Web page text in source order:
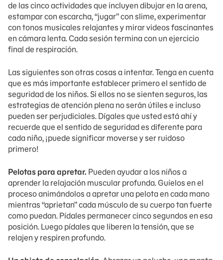
de las cinco actividades que incluyen dibujar en la arena,
estampar con escarcha, “jugar” con slime, experimentar
con tonos musicales relajantes y mirar videos fascinantes
en cámara lenta. Cada sesión termina con un ejercicio
final de respiración.
Las siguientes son otras cosas a intentar. Tenga en cuenta
que es más importante establecer primero el sentido de
seguridad de los niños. Si ellos no se sienten seguros, las
estrategias de atención plena no serán útiles e incluso
pueden ser perjudiciales. Dígales que usted está ahí y
recuerde que el sentido de seguridad es diferente para
cada niño, ¡puede significar moverse y ser ruidoso
primero!
Pelotas para apretar. Pueden ayudar a los niños a
aprender la relajación muscular profunda. Guíelos en el
proceso animándolos a apretar una pelota en cada mano
mientras “aprietan” cada músculo de su cuerpo tan fuerte
como puedan. Pídales permanecer cinco segundos en esa
posición. Luego pídales que liberen la tensión, que se
relajen y respiren profundo.